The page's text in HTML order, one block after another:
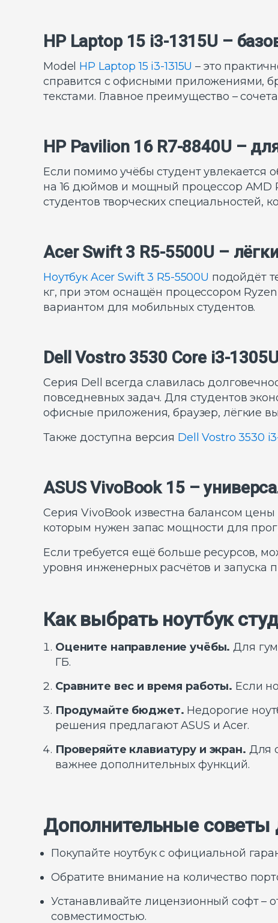
HP Laptop 15 i3-1315U –
Model HP Laptop 15 i3-1315U – это
справится с офисными приложениями,
текстами. Главное преимущество –
HP Pavilion 16 R7-8840U –
Если помимо учёбы студент увлекается
на 16 дюймов и мощный процессор AMD
студентов творческих
Acer Swift 3 R5-5500U –
Ноутбук Acer Swift 3 R5-5500U подойдёт
кг, при этом оснащён процессором
вариантом для мобильных студентов.
Dell Vostro 3530 Core i3-
Серия Dell всегда славилась
повседневных задач. Для студентов
офисные приложения, браузер, лёгкие
Также доступна версия Dell Vostro 3530
ASUS VivoBook 15 –
Серия VivoBook известна балансом
которым нужен запас мощности для
Если требуется ещё больше ресурсов,
уровня инженерных расчётов и запуска
Как выбрать ноутбук
Оцените направление учёбы. Для
ГБ.
Сравните вес и время работы. Если
Продумайте бюджет. Недорогие
решения предлагают ASUS и Acer.
Проверяйте клавиатуру и экран. Для
важнее дополнительных функций.
Дополнительные советы
Покупайте ноутбук с официальной
Обратите внимание на количество
Устанавливайте лицензионный софт –
совместимостью.